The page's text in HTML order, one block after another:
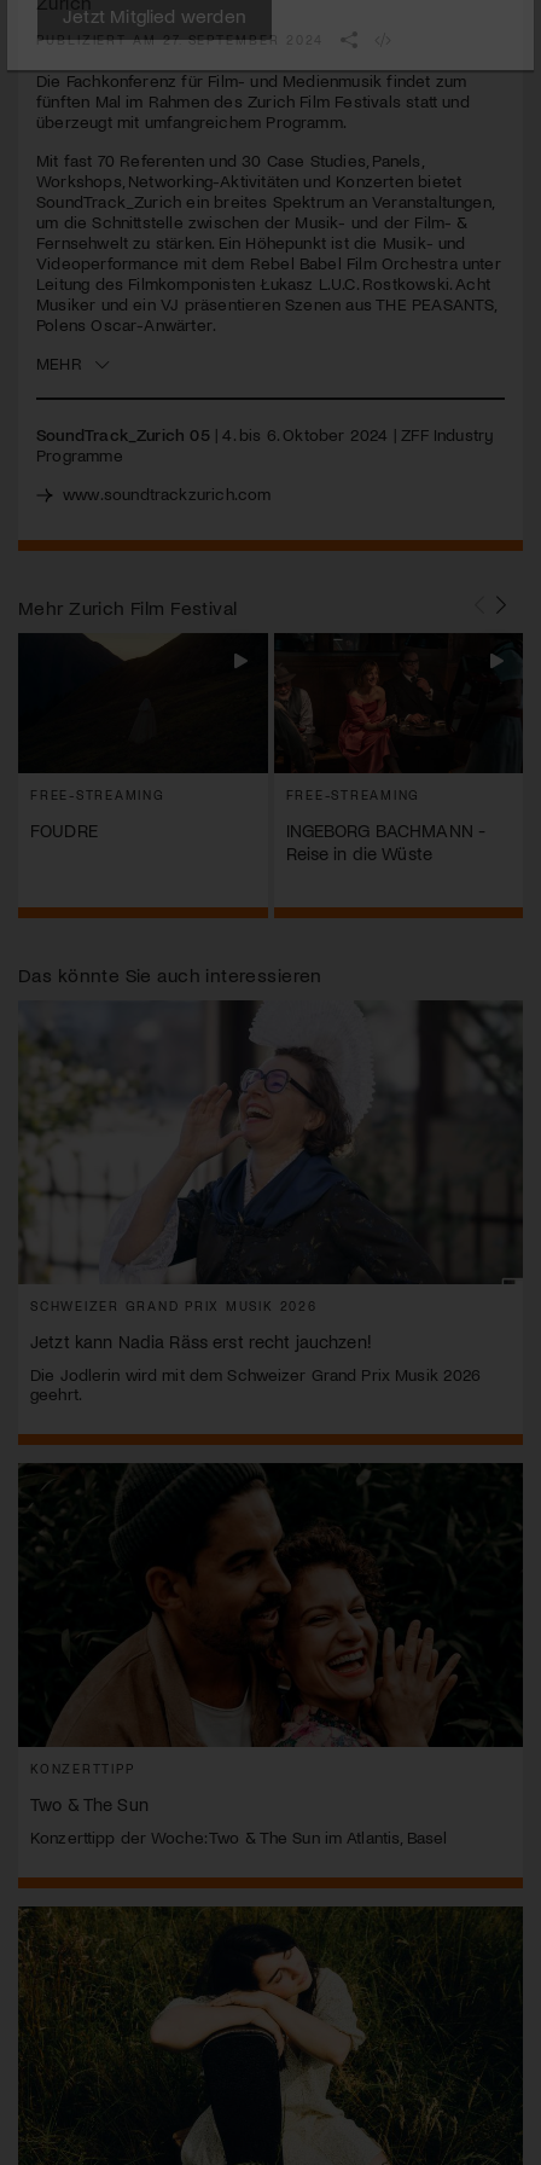
seconds
PUBLIZIERT AM 27. SEPTEMBER 2024
Die Fachkonferenz für Film- und Medienmusik findet zum
fünften Mal im Rahmen des Zurich Film Festivals statt und
überzeugt mit umfangreichem Programm.
Mit fast 70 Referenten und 30 Case Studies, Panels,
Workshops, Networking-Aktivitäten und Konzerten bietet
SoundTrack_Zurich ein breites Spektrum an Veranstaltungen,
um die Schnittstelle zwischen der Musik- und der Film- &
Fernsehwelt zu stärken. Ein Höhepunkt ist die Musik- und
Videoperformance mit dem Rebel Babel Film Orchestra unter
Leitung des Filmkomponisten Łukasz L.U.C. Rostkowski. Acht
Musiker und ein VJ präsentieren Szenen ausTHE PEASANTS
Polens Oscar-Anwärter.
MEHR
SoundTrack_Zurich 05| 4. bis 6. Oktober 2024 | ZFFIndustry
Programme
www.soundtrackzurich.com
Mehr Zurich Film Festival
FREE-STREAMING
FOUDRE
FREE-STREAMING
INGEBORG BACHMANN -
Reise in die Wüste
Das könnte Sie auch interessieren
SCHWEIZER GRAND PRIX MUSIK 2026
Jetzt kann Nadia Räss erst recht jauchzen!
Die Jodlerin wird mit dem Schweizer Grand Prix Musik 2026
geehrt.
KONZERTTIPP
Two & The Sun
Konzerttipp der Woche: Two & The Sun im Atlantis, Basel